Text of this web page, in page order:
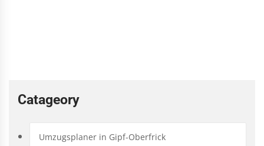
Catageory
Umzugsplaner in Gipf-Oberfrick